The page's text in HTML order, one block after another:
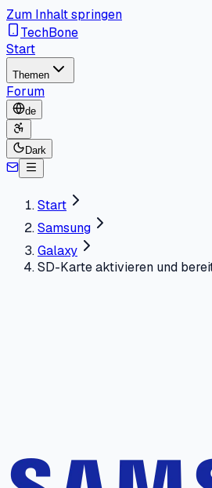
Zum Inhalt springen
TechBone
Start
Themen
Forum
de
Dark
Start
Samsung
Galaxy
SD-Karte aktivieren und